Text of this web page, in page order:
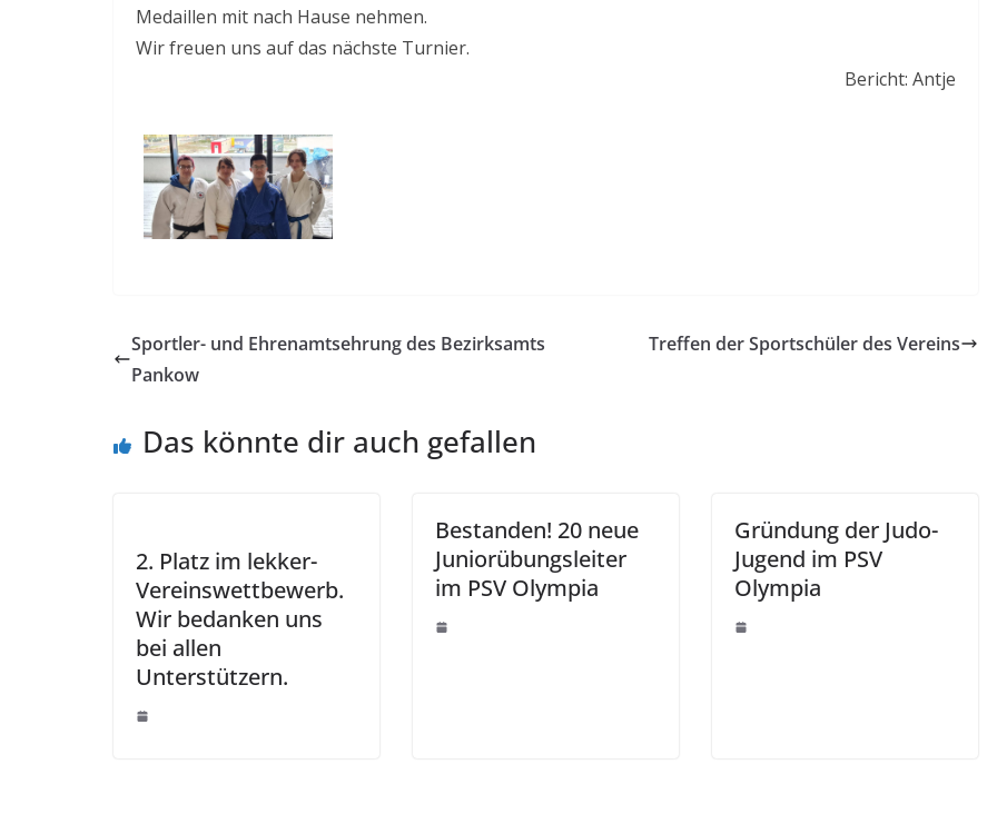
Medaillen mit nach Hause nehmen.
Wir freuen uns auf das nächste Turnier.
Bericht: Antje
Sportler- und Ehrenamtsehrung des Bezirksamts
Pankow
Treffen der Sportschüler des Vereins
Das könnte dir auch gefallen
2. Platz im lekker-
Vereinswettbewerb.
Wir bedanken uns
bei allen
Unterstützern.
Bestanden! 20 neue
Juniorübungsleiter
im PSV Olympia
Gründung der Judo-
Jugend im PSV
Olympia